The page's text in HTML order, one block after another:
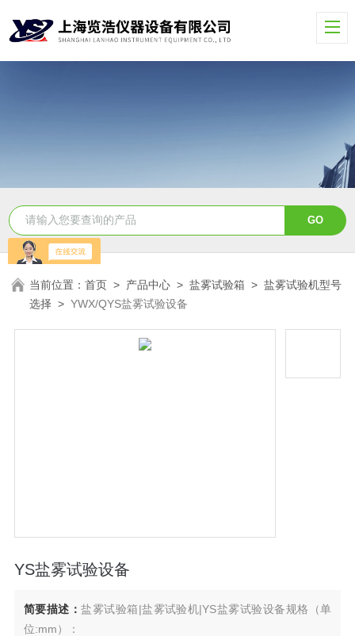
当前位置：首页 > 产品中心 >盐雾试验箱 >盐雾试验机型号
选择 >YWX/QYS盐雾试验设备
YS盐雾试验设备
简要描述：盐雾试验箱|盐雾试验机|YS盐雾试验设备规格（单
位:mm）：